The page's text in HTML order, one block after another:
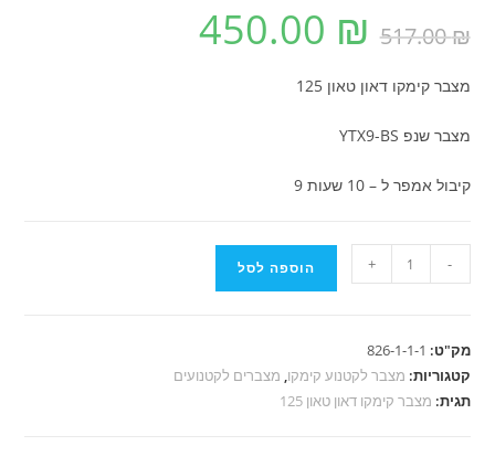
517.00₪
המחיר
המקורי
היה: 450.00 ₪ הנוכחי
מצבר קימקו דאון טאון 125
מצבר שנפ YTX9-BS
קיבול אמפר ל – 10 שעות 9
של
דאון
טאון
-
+ הוספה לסל
מק"ט: 826-1-1-1
קטגוריות: מצבר לקטנוע קימקו, מצברים לקטנועים
תגית: מצבר קימקו דאון טאון 125